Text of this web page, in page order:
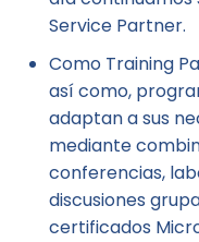
Service Partner.
Como Training
así como,
adaptan a sus
mediante
conferencias,
discusiones
certificados